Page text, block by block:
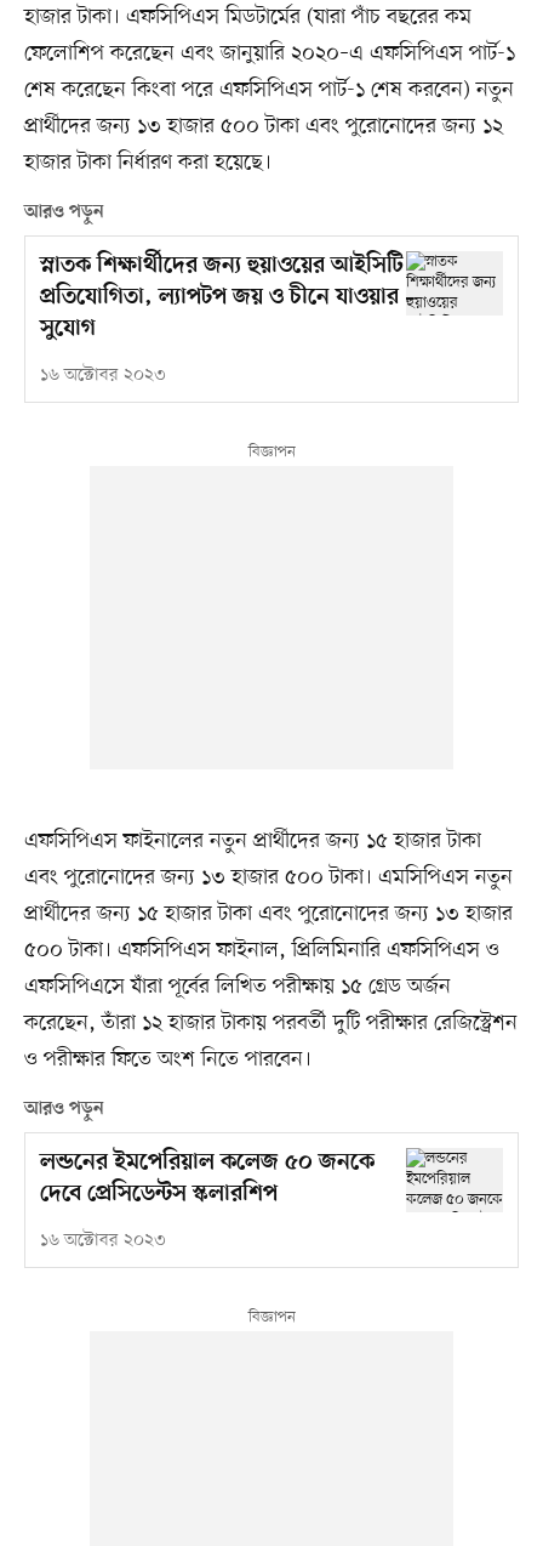
হাজার টাকা। এফসিপিএস মিডটার্মের (যারা পাঁচ বছরের কম
ফেলোশিপ করেছেন এবং জানুয়ারি ২০২০–এ এফসিপিএস পার্ট-১
শেষ করেছেন কিংবা পরে এফসিপিএস পার্ট-১ শেষ করবেন) নতুন
প্রার্থীদের জন্য ১৩ হাজার ৫০০ টাকা এবং পুরোনোদের জন্য ১২
হাজার টাকা নির্ধারণ করা হয়েছে।
আরও পড়ুন
স্নাতক শিক্ষার্থীদের জন্য হুয়াওয়ের আইসিটি
প্রতিযোগিতা, ল্যাপটপ জয় ও চীনে যাওয়ার
সুযোগ
১৬ অক্টোবর ২০২৩
এফসিপিএস ফাইনালের নতুন প্রার্থীদের জন্য ১৫ হাজার টাকা
এবং পুরোনোদের জন্য ১৩ হাজার ৫০০ টাকা। এমসিপিএস নতুন
প্রার্থীদের জন্য ১৫ হাজার টাকা এবং পুরোনোদের জন্য ১৩ হাজার
৫০০ টাকা। এফসিপিএস ফাইনাল, প্রিলিমিনারি এফসিপিএস ও
এফসিপিএসে যাঁরা পূর্বের লিখিত পরীক্ষায় ১৫ গ্রেড অর্জন
করেছেন, তাঁরা ১২ হাজার টাকায় পরবর্তী দুটি পরীক্ষার রেজিস্ট্রেশন
ও পরীক্ষার ফিতে অংশ নিতে পারবেন।
আরও পড়ুন
লন্ডনের ইমপেরিয়াল কলেজ ৫০ জনকে
দেবে প্রেসিডেন্টস স্কলারশিপ
১৬ অক্টোবর ২০২৩